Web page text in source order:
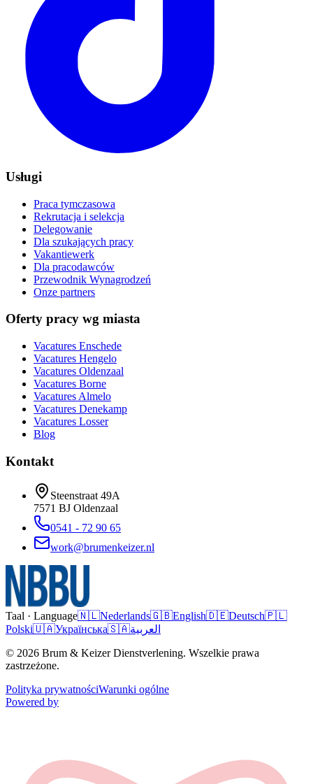
Usługi
Praca tymczasowa
Rekrutacja i selekcja
Delegowanie
Dla szukających pracy
Vakantiewerk
Dla pracodawców
Przewodnik Wynagrodzeń
Onze partners
Oferty pracy wg miasta
Vacatures Enschede
Vacatures Hengelo
Vacatures Oldenzaal
Vacatures Borne
Vacatures Almelo
Vacatures Denekamp
Vacatures Losser
Blog
Kontakt
Steenstraat 49A
7571 BJ Oldenzaal
0541 - 72 90 65
work@brumenkeizer.nl
Taal · Language🇳🇱Nederlands🇬🇧English🇩🇪Deutsch🇵🇱
Polski🇺🇦Українська🇸🇦العربية
© 2026 Brum & Keizer Dienstverlening. Wszelkie prawa
zastrzeżone.
Polityka prywatnościWarunki ogólne
Powered by